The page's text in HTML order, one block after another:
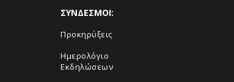
ΣΥΝΔΕΣΜΟΙ:
Προκηρύξεις
Ημερολόγιο
Εκδηλώσεων